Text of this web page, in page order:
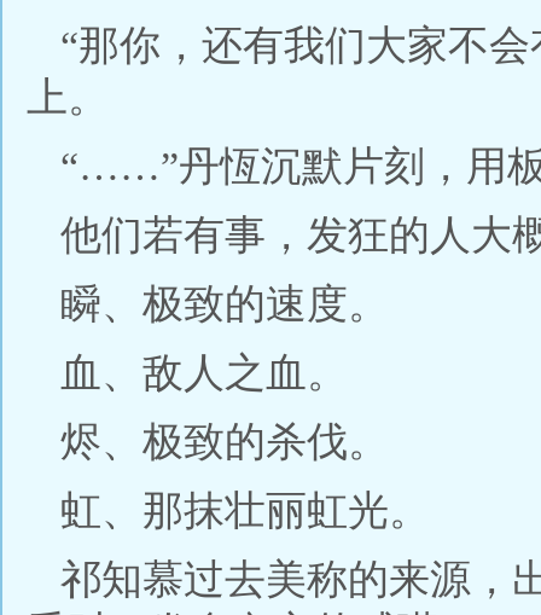
“那你，还有我们大家不
上。
“……”丹恆沉默片刻，用
他们若有事，发狂的人大
瞬、极致的速度。
血、敌人之血。
烬、极致的杀伐。
虹、那抹壮丽虹光。
祁知慕过去美称的来源，